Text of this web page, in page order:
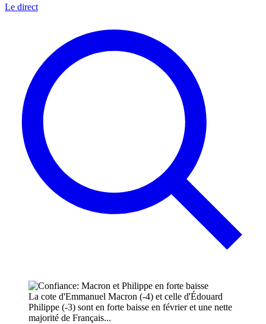
Le direct
La cote d'Emmanuel Macron (-4) et celle d'Édouard
Philippe (-3) sont en forte baisse en février et une nette
majorité de Français...